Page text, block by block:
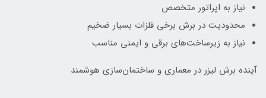
نیاز به اپراتور متخصص
محدودیت در برش برخی فلزات بسیار ضخیم
نیاز به زیرساخت‌های برقی و ایمنی مناسب
آینده برش لیزر در معماری و ساختمان‌سازی هوشمند